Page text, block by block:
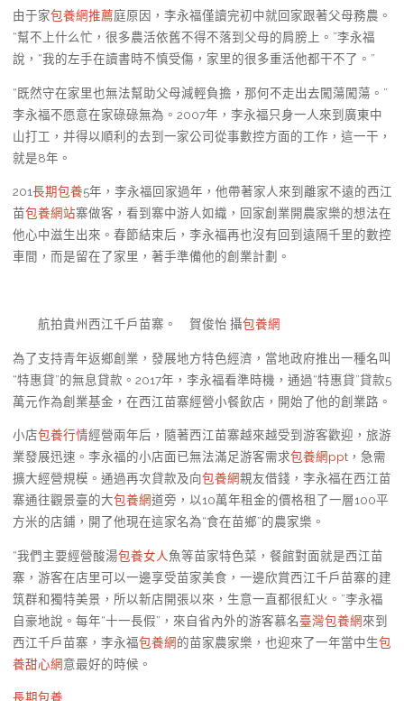
由于家包養網推薦庭原因，李永福僅讀完初中就回家跟著父母務農。
“幫不上什么忙，很多農活依舊不得不落到父母的肩膀上。”李永福
說，“我的左手在讀書時不慎受傷，家里的很多重活他都干不了。”
“既然守在家里也無法幫助父母減輕負擔，那何不走出去闖蕩闖蕩。”
李永福不愿意在家碌碌無為。2007年，李永福只身一人來到廣東中
山打工，并得以順利的去到一家公司從事數控方面的工作，這一干，
就是8年。
201長期包養5年，李永福回家過年，他帶著家人來到離家不遠的西江
苗包養網站寨做客，看到寨中游人如織，回家創業開農家樂的想法在
他心中滋生出來。春節結束后，李永福再也沒有回到遠隔千里的數控
車間，而是留在了家里，著手準備他的創業計劃。
航拍貴州西江千戶苗寨。 賀俊怡 攝包養網
為了支持青年返鄉創業，發展地方特色經濟，當地政府推出一種名叫
“特惠貸”的無息貸款。2017年，李永福看準時機，通過“特惠貸”貸款5
萬元作為創業基金，在西江苗寨經營小餐飲店，開始了他的創業路。
小店包養行情經營兩年后，隨著西江苗寨越來越受到游客歡迎，旅游
業發展迅速。李永福的小店面已無法滿足游客需求包養網ppt，急需
擴大經營規模。通過再次貸款及向包養網親友借錢，李永福在西江苗
寨通往觀景臺的大包養網道旁，以10萬年租金的價格租了一層100平
方米的店鋪，開了他現在這家名為“食在苗鄉”的農家樂。
“我們主要經營酸湯包養女人 魚等苗家特色菜，餐館對面就是西江苗
寨，游客在店里可以一邊享受苗家美食，一邊欣賞西江千戶苗寨的建
筑群和獨特美景，所以新店開張以來，生意一直都很紅火。”李永福
自豪地說。每年“十一長假”，來自省內外的游客慕名臺灣包養網來到
西江千戶苗寨，李永福包養網的苗家農家樂，也迎來了一年當中生包
養甜心網意最好的時候。
長期包養